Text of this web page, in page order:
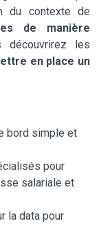
du contexte de
de manière
découvrirez les
en place un
bord simple et
pour
salariale et
la data pour